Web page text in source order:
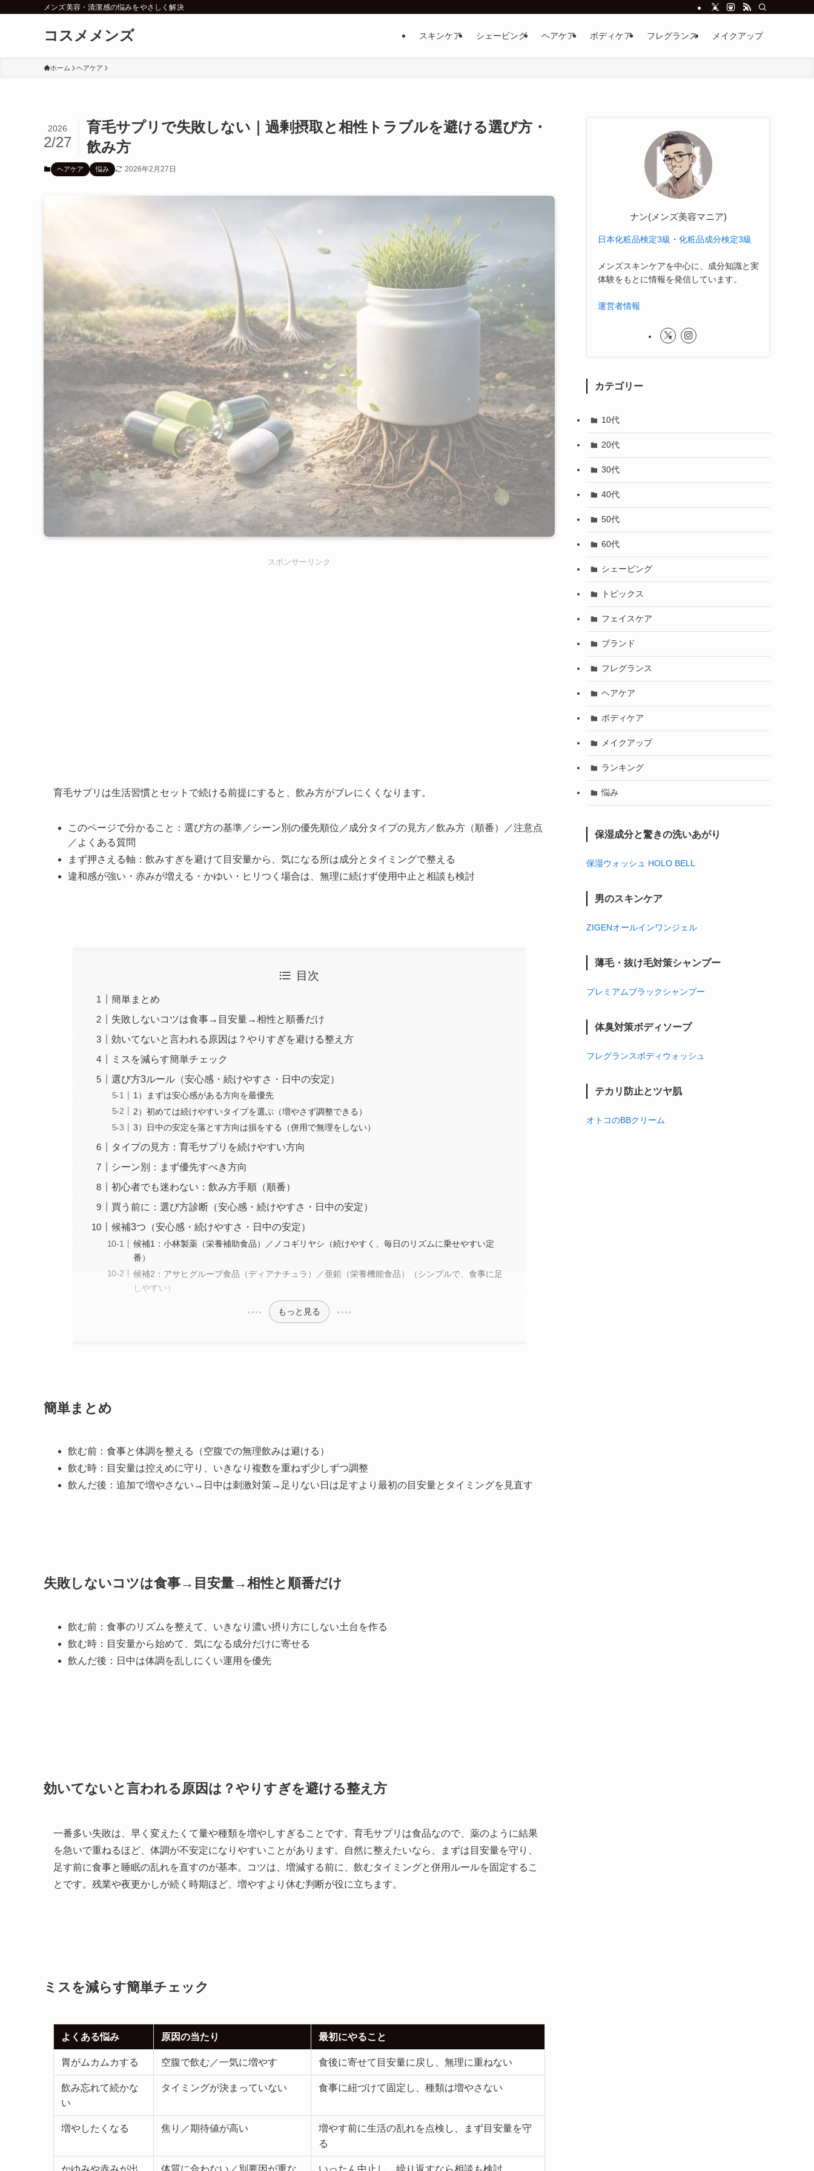
メンズ美容・清潔感の悩みをやさしく解決
コスメメンズ スキンケア シェービング ヘアケア ボディケア フレグランス メイクアップ
ホーム ヘアケア
育毛サプリで失敗しない｜過剰摂取と相性トラブルを避ける選び方・
飲み方
2026
2/27
ヘアケア 悩み 2026年2月27日
スポンサーリンク
育毛サプリは生活習慣とセットで続ける前提にすると、飲み方がブレにくくなります。
このページで分かること：選び方の基準／シーン別の優先順位／成分タイプの見方／飲み方（順番）／注意点
／よくある質問
まず押さえる軸：飲みすぎを避けて目安量から、気になる所は成分とタイミングで整える
違和感が強い・赤みが増える・かゆい・ヒリつく場合は、無理に続けず使用中止と相談も検討
目次
簡単まとめ
失敗しないコツは食事→目安量→相性と順番だけ
効いてないと言われる原因は？やりすぎを避ける整え方
ミスを減らす簡単チェック
選び方3ルール（安心感・続けやすさ・日中の安定）
1）まずは安心感がある方向を最優先
2）初めては続けやすいタイプを選ぶ（増やさず調整できる）
3）日中の安定を落とす方向は損をする（併用で無理をしない）
タイプの見方：育毛サプリを続けやすい方向
シーン別：まず優先すべき方向
初心者でも迷わない：飲み方手順（順番）
買う前に：選び方診断（安心感・続けやすさ・日中の安定）
候補3つ（安心感・続けやすさ・日中の安定）
候補1：小林製薬（栄養補助食品）／ノコギリヤシ（続けやすく、毎日のリズムに乗せやすい定
番）
候補2：アサヒグループ食品（ディアナチュラ）／亜鉛（栄養機能食品）（シンプルで、食事に足
しやすい）
もっと見る
簡単まとめ
飲む前：食事と体調を整える（空腹での無理飲みは避ける）
飲む時：目安量は控えめに守り、いきなり複数を重ねず少しずつ調整
飲んだ後：追加で増やさない→日中は刺激対策→足りない日は足すより最初の目安量とタイミングを見直す
失敗しないコツは食事→目安量→相性と順番だけ
飲む前：食事のリズムを整えて、いきなり濃い摂り方にしない土台を作る
飲む時：目安量から始めて、気になる成分だけに寄せる
飲んだ後：日中は体調を乱しにくい運用を優先
効いてないと言われる原因は？やりすぎを避ける整え方
一番多い失敗は、早く変えたくて量や種類を増やしすぎることです。育毛サプリは食品なので、薬のように結果
を急いで重ねるほど、体調が不安定になりやすいことがあります。自然に整えたいなら、まずは目安量を守り、
足す前に食事と睡眠の乱れを直すのが基本。コツは、増減する前に、飲むタイミングと併用ルールを固定するこ
とです。残業や夜更かしが続く時期ほど、増やすより休む判断が役に立ちます。
ミスを減らす簡単チェック
よくある悩み 原因の当たり 最初にやること
胃がムカムカする 空腹で飲む／一気に増やす 食後に寄せて目安量に戻し、無理に重ねない
飲み忘れて続かな
い
タイミングが決まっていない 食事に紐づけて固定し、種類は増やさない
増やしたくなる 焦り／期待値が高い
増やす前に生活の乱れを点検し、まず目安量を守
る
かゆみや赤みが出 体質に合わない／別要因が重な いったん中止し、繰り返すなら相談も検討
ナン(メンズ美容マニア)
日本化粧品検定3級 ・ 化粧品成分検定3級
メンズスキンケアを中心に、成分知識と実
体験をもとに情報を発信しています。
運営者情報
カテゴリー
10代
20代
30代
40代
50代
60代
シェービング
トピックス
フェイスケア
ブランド
フレグランス
ヘアケア
ボディケア
メイクアップ
ランキング
悩み
保湿成分と驚きの洗いあがり
保湿ウォッシュ HOLO BELL
男のスキンケア
ZIGENオールインワンジェル
薄毛・抜け毛対策シャンプー
プレミアムブラックシャンプー
体臭対策ボディソープ
フレグランスボディウォッシュ
テカリ防止とツヤ肌
オトコのBBクリーム